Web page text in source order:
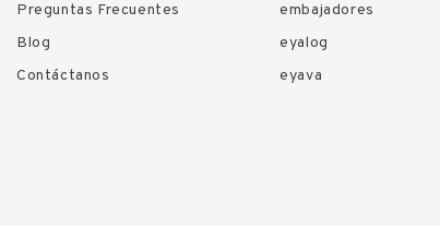
Preguntas Frecuentes
Blog
Contáctanos
embajadores
eyalog
eyava